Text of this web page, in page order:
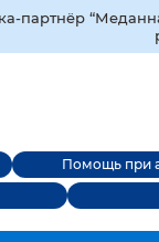
Помощь при